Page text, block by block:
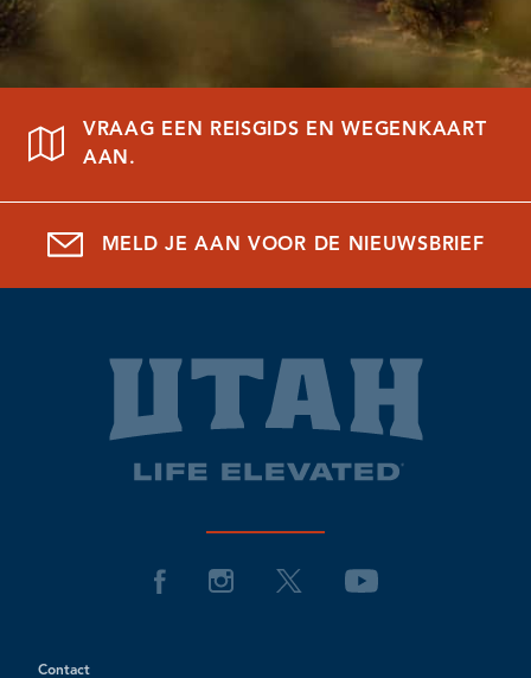
VRAAG EEN REISGIDS EN WEGENKAART
AAN.
MELD JE AAN VOOR DE NIEUWSBRIEF
Contact